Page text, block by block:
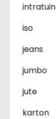
intratuin
iso
jeans
jumbo
jute
karton